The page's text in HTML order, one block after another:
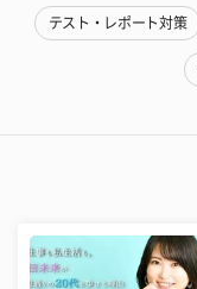
テスト・レポート対策